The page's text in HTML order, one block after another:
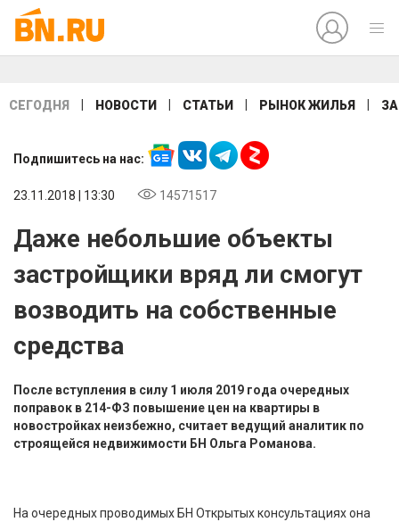
СЕГОДНЯ НОВОСТИ СТАТЬИ РЫНОК ЖИЛЬЯ
Подпишитесь на нас:
23.11.2018 | 13:30 14571517
Даже небольшие объекты
застройщики вряд ли смогут
возводить на собственные
средства
После вступления в силу 1 июля 2019 года очередных
поправок в 214-ФЗ повышение цен на квартиры в
новостройках неизбежно, считает ведущий аналитик по
строящейся недвижимости БН Ольга Романова.
На очередных проводимых БН Открытых консультациях она